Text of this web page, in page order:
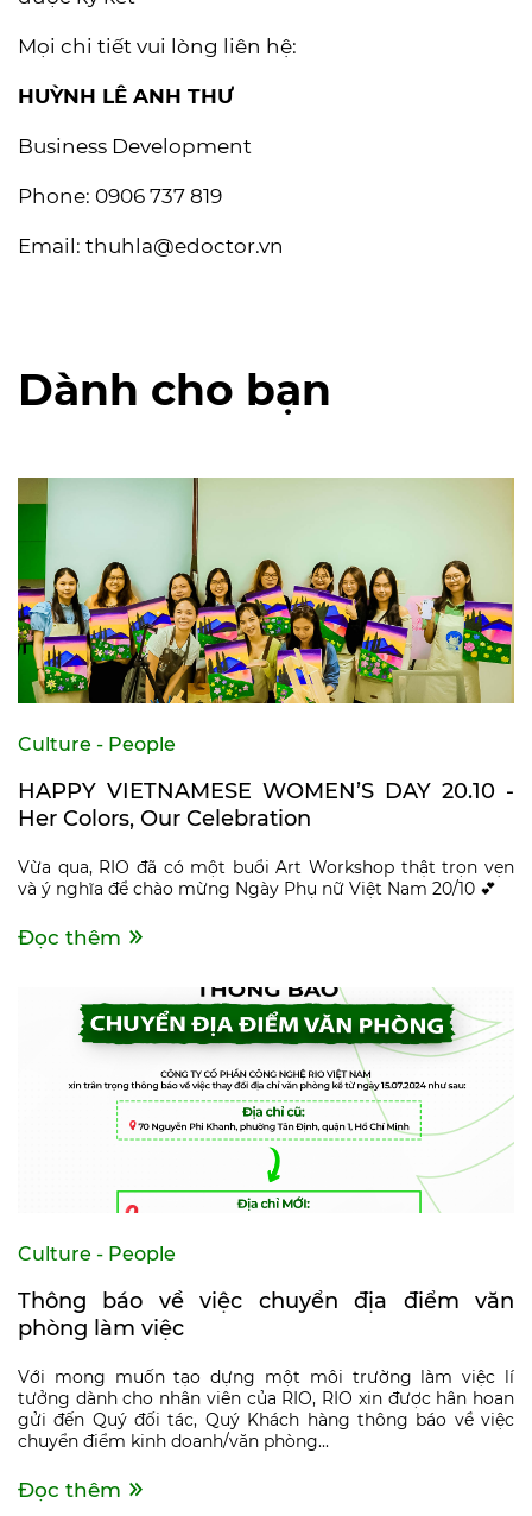
Mọi chi tiết vui lòng liên hệ:
HUỲNH LÊ ANH THƯ
Business Development
Phone: 0906 737 819
Email: thuhla@edoctor.vn
Dành cho bạn
Culture - People
HAPPY VIETNAMESE WOMEN’S DAY 20.10 -
Her Colors, Our Celebration
Vừa qua, RIO đã có một buổi Art Workshop thật trọn vẹn
và ý nghĩa để chào mừng Ngày Phụ nữ Việt Nam 20/10 💕
Đọc thêm
Culture - People
Thông báo về việc chuyển địa điểm văn
phòng làm việc
Với mong muốn tạo dựng một môi trường làm việc lí
tưởng dành cho nhân viên của RIO, RIO xin được hân hoan
gửi đến Quý đối tác, Quý Khách hàng thông báo về việc
chuyển điểm kinh doanh/văn phòng...
Đọc thêm